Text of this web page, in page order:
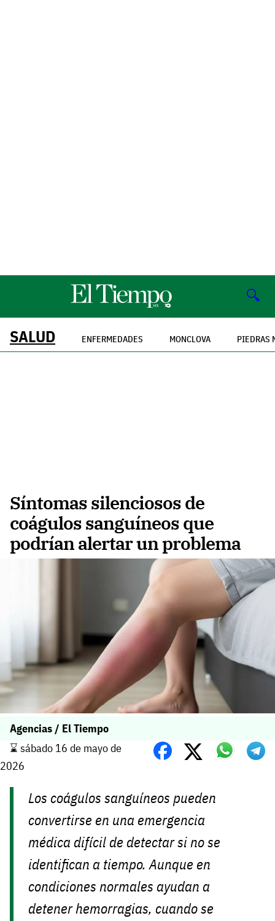
🔍
SALUD ENFERMEDADES MONCLOVA PIEDRAS
Síntomas silenciosos de
coágulos sanguíneos que
podrían alertar un problema
Agencias / El Tiempo
⌛️ sábado 16 de mayo de
2026
Los coágulos sanguíneos pueden
convertirse en una emergencia
médica difícil de detectar si no se
identifican a tiempo. Aunque en
condiciones normales ayudan a
detener hemorragias, cuando se